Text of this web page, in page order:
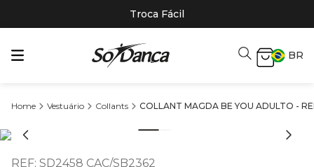
Troca Fácil
BR
Vestuário Collants COLLANT MAGDA BE YOU ADULTO -
REF: SD2458 CAC/SB2362